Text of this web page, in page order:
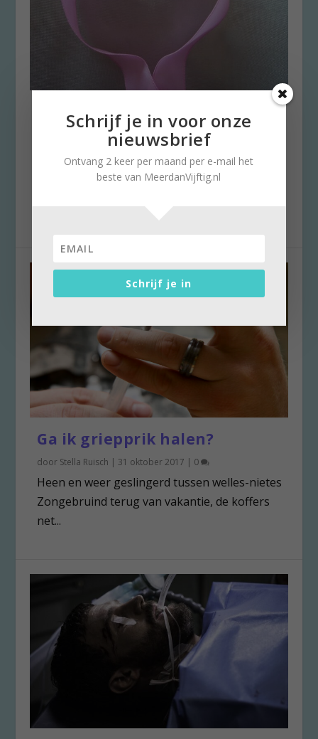
Pijn verbijten voor toekomst
zonder borstkanker
Een oproep voor darmkankeronderzoek, een
Ga ik griepprik halen?
door Stella Ruisch | 31 oktober 2017 | 0
Heen en weer geslingerd tussen welles-nietes
Zongebruind terug van vakantie, de koffers
net...
Schrijf je in voor onze
nieuwsbrief
Ontvang 2 keer per maand per e-mail het
beste van MeerdanVijftig.nl
Schrijf je in